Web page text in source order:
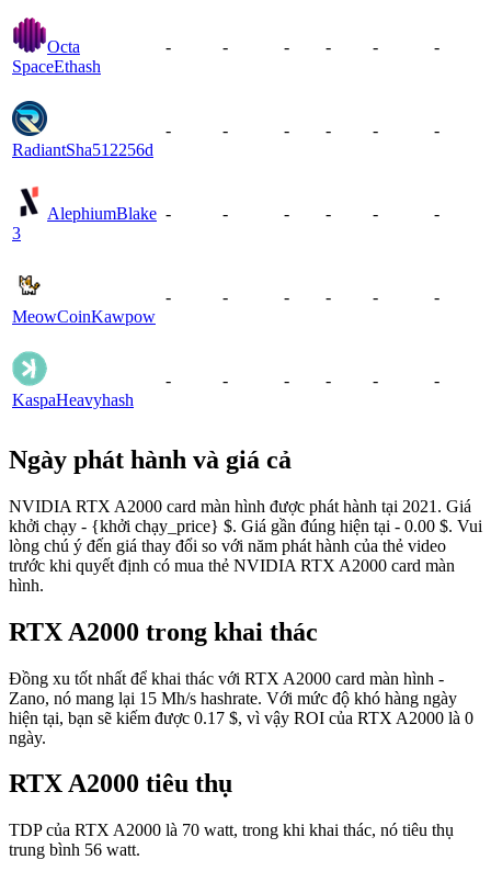
Octa
SpaceEthash
- - - - - -
RadiantSha512256d
- - - - - -
AlephiumBlake
3
- - - - - -
MeowCoinKawpow
- - - - - -
KaspaHeavyhash
- - - - - -
Ngày phát hành và giá cả
NVIDIA RTX A2000 card màn hình được phát hành tại 2021. Giá
khởi chạy - {khởi chạy_price} $. Giá gần đúng hiện tại - 0.00 $. Vui
lòng chú ý đến giá thay đổi so với năm phát hành của thẻ video
trước khi quyết định có mua thẻ NVIDIA RTX A2000 card màn
hình.
RTX A2000 trong khai thác
Đồng xu tốt nhất để khai thác với RTX A2000 card màn hình -
Zano, nó mang lại 15 Mh/s hashrate. Với mức độ khó hàng ngày
hiện tại, bạn sẽ kiếm được 0.17 $, vì vậy ROI của RTX A2000 là 0
ngày.
RTX A2000 tiêu thụ
TDP của RTX A2000 là 70 watt, trong khi khai thác, nó tiêu thụ
trung bình 56 watt.